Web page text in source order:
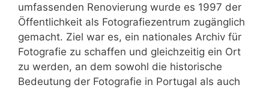
umfassenden Renovierung wurde es 1997 der
Öffentlichkeit als Fotografiezentrum zugänglich
gemacht. Ziel war es, ein nationales Archiv für
Fotografie zu schaffen und gleichzeitig ein Ort
zu werden, an dem sowohl die historische
Bedeutung der Fotografie in Portugal als auch